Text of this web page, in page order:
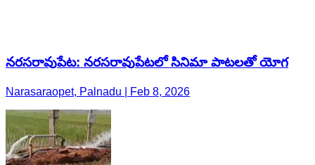
నరసరావుపేట: నరసరావుపేటలో సినిమా పాటలతో యోగ
Narasaraopet, Palnadu | Feb 8, 2026